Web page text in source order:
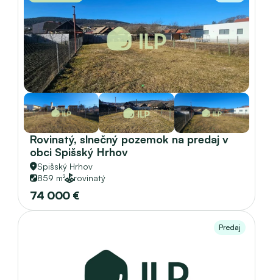
Rovinatý, slnečný pozemok na predaj v
obci Spišský Hrhov
Spišský Hrhov
859 m²
rovinatý
74 000 €
Predaj